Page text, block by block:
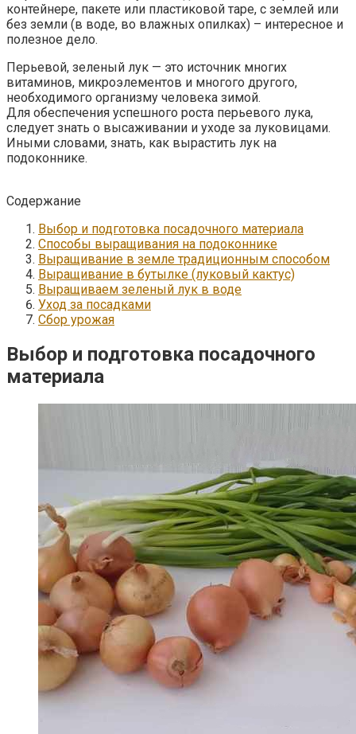
контейнере, пакете или пластиковой таре, с землей или
без земли (в воде, во влажных опилках) – интересное и
полезное дело.
Перьевой, зеленый лук — это источник многих
витаминов, микроэлементов и многого другого,
необходимого организму человека зимой.
Для обеспечения успешного роста перьевого лука,
следует знать о высаживании и уходе за луковицами.
Иными словами, знать, как вырастить лук на
подоконнике.
Содержание
Выбор и подготовка посадочного материала
Способы выращивания на подоконнике
Выращивание в земле традиционным способом
Выращивание в бутылке (луковый кактус)
Выращиваем зеленый лук в воде
Уход за посадками
Сбор урожая
Выбор и подготовка посадочного
материала